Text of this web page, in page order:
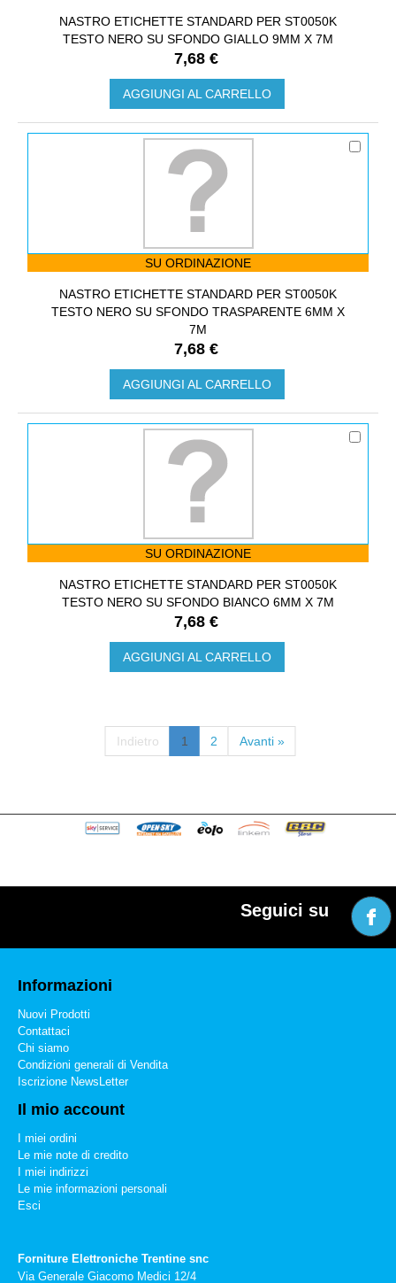
NASTRO ETICHETTE STANDARD PER ST0050K
TESTO NERO SU SFONDO GIALLO 9MM X 7M
7,68 €
AGGIUNGI AL CARRELLO
SU ORDINAZIONE
NASTRO ETICHETTE STANDARD PER ST0050K
TESTO NERO SU SFONDO TRASPARENTE 6MM X
7M
7,68 €
AGGIUNGI AL CARRELLO
SU ORDINAZIONE
NASTRO ETICHETTE STANDARD PER ST0050K
TESTO NERO SU SFONDO BIANCO 6MM X 7M
7,68 €
AGGIUNGI AL CARRELLO
Indietro 1 2 Avanti »
Seguici su
Informazioni
Nuovi Prodotti
Contattaci
Chi siamo
Condizioni generali di Vendita
Iscrizione NewsLetter
Il mio account
I miei ordini
Le mie note di credito
I miei indirizzi
Le mie informazioni personali
Esci
Forniture Elettroniche Trentine snc
Via Generale Giacomo Medici 12/4